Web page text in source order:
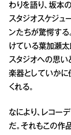
わりを語り、坂本
スタジオスケジュ
ンたちが驚愕す
けている葉加瀬
スタジオへの思い
楽器としていかに
くれる。
なにより、レコー
だ。それもこの作